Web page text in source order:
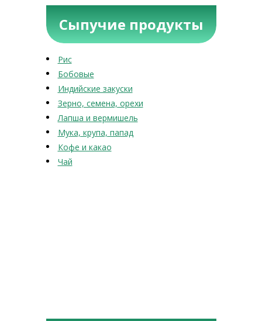
Сыпучие продукты
Рис
Бобовые
Индийские закуски
Зерно, семена, орехи
Лапша и вермишель
Мука, крупа, папад
Кофе и какао
Чай